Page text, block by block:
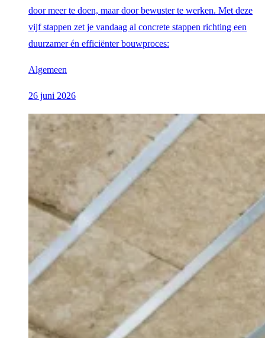
door meer te doen, maar door bewuster te werken. Met deze
vijf stappen zet je vandaag al concrete stappen richting een
duurzamer én efficiënter bouwproces:
Algemeen
26 juni 2026